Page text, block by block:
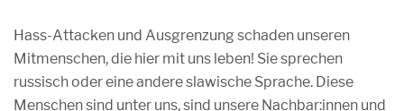
Hass-Attacken und Ausgrenzung schaden unseren
Mitmenschen, die hier mit uns leben! Sie sprechen
russisch oder eine andere slawische Sprache. Diese
Menschen sind unter uns, sind unsere Nachbar:innen und